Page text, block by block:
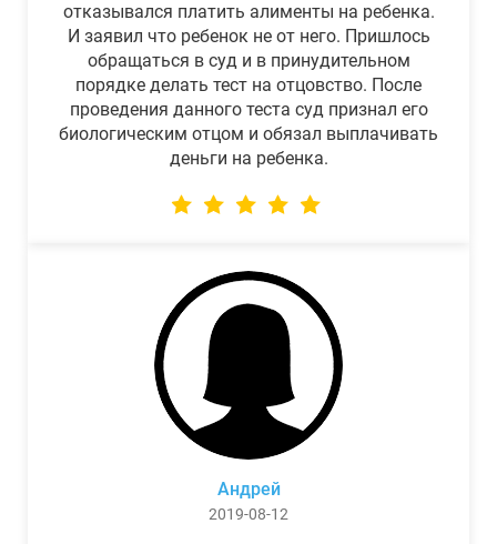
отказывался платить алименты на ребенка.
И заявил что ребенок не от него. Пришлось
обращаться в суд и в принудительном
порядке делать тест на отцовство. После
проведения данного теста суд признал его
биологическим отцом и обязал выплачивать
деньги на ребенка.
Андрей
2019-08-12